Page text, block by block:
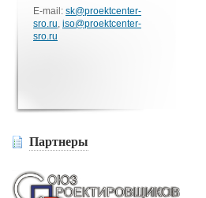
E-mail: sk@proektcenter-
sro.ru, iso@proektcenter-
sro.ru
Партнеры